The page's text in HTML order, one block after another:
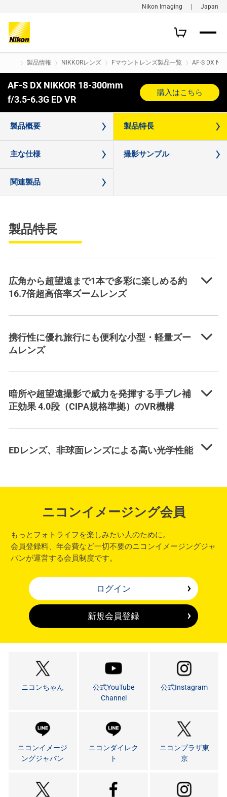
Nikon Imaging ｜ Japan
製品情報 NIKKORレンズ Fマウントレンズ製品一覧 AF-S DX
AF-S DX NIKKOR 18-300mm
f/3.5-6.3G ED VR
購入はこちら
製品概要 製品特長
主な仕様 撮影サンプル
関連製品
製品特長
広角から超望遠まで1本で多彩に楽しめる約
16.7倍超高倍率ズームレンズ
携行性に優れ旅行にも便利な小型・軽量ズー
ムレンズ
暗所や超望遠撮影で威力を発揮する手ブレ補
正効果 4.0段（CIPA規格準拠）のVR機構
EDレンズ、非球面レンズによる高い光学性能
ニコンイメージング会員
もっとフォトライフを楽しみたい人のために。
会員登録料、年会費など一切不要のニコンイメージングジャ
パンが運営する会員制度です。
ログイン
新規会員登録
ニコンちゃん
公式YouTube
Channel
公式Instagram
ニコンイメージ
ングジャパン
ニコンダイレク
ト
ニコンプラザ東
京